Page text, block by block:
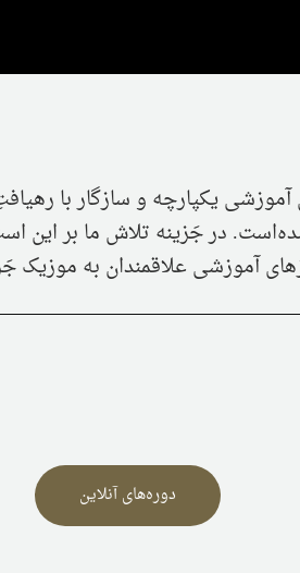
آموزشی یکپارچه و سازگار با
در جَزینه تلاش ما بر این
آموزشی علاقمندان به موزیک
دوره‌های آنلاین